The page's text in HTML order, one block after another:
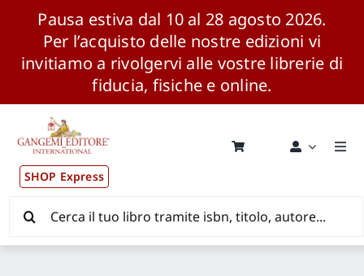
Pausa estiva dal 10 al 28 agosto 2026.
Per l’acquisto delle nostre edizioni vi
invitiamo a rivolgervi alle vostre librerie di
fiducia, fisiche e online.
contenuto
SHOP Express
Pubblicazioni
News ed Eventi
per: